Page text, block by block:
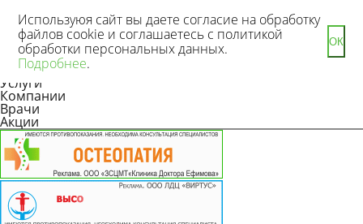
Новости
Статьи
Услуги
Компании
Врачи
Акции
Используюя сайт вы даете согласие на обработку
файлов cookie и соглашаетесь с политикой
обработки персональных данных.
Подробнее.
ОК